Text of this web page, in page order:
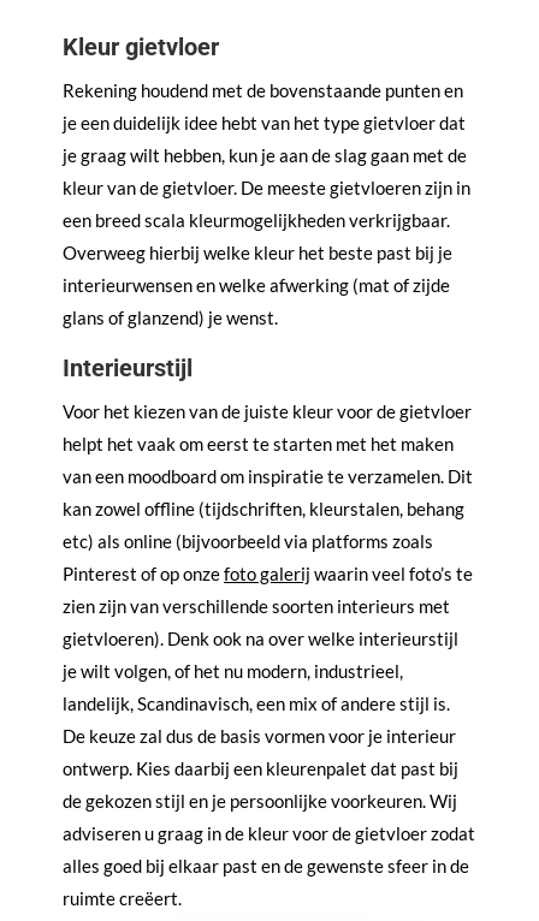
Kleur gietvloer
Rekening houdend met de bovenstaande punten en
je een duidelijk idee hebt van het type gietvloer dat
je graag wilt hebben, kun je aan de slag gaan met de
kleur van de gietvloer. De meeste gietvloeren zijn in
een breed scala kleurmogelijkheden verkrijgbaar.
Overweeg hierbij welke kleur het beste past bij je
interieurwensen en welke afwerking (mat of zijde
glans of glanzend) je wenst.
Interieurstijl
Voor het kiezen van de juiste kleur voor de gietvloer
helpt het vaak om eerst te starten met het maken
van een moodboard om inspiratie te verzamelen. Dit
kan zowel offline (tijdschriften, kleurstalen, behang
etc) als online (bijvoorbeeld via platforms zoals
Pinterest of op onzefoto galerij waarin veel foto’s te
zien zijn van verschillende soorten interieurs met
gietvloeren). Denk ook na over welke interieurstijl
je wilt volgen, of het nu modern, industrieel,
landelijk, Scandinavisch, een mix of andere stijl is.
De keuze zal dus de basis vormen voor je interieur
ontwerp. Kies daarbij een kleurenpalet dat past bij
de gekozen stijl en je persoonlijke voorkeuren. Wij
adviseren u graag in de kleur voor de gietvloer zodat
alles goed bij elkaar past en de gewenste sfeer in de
ruimte creëert.